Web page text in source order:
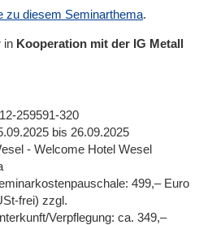
zu diesem Seminarthema.
in Kooperation mit der IG Metall
259591-320
bis 26.09.2025
- Welcome Hotel Wesel
499,– Euro
frei) zzgl.
Verpflegung: ca. 349,–